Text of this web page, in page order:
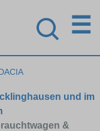
☰
und im
&